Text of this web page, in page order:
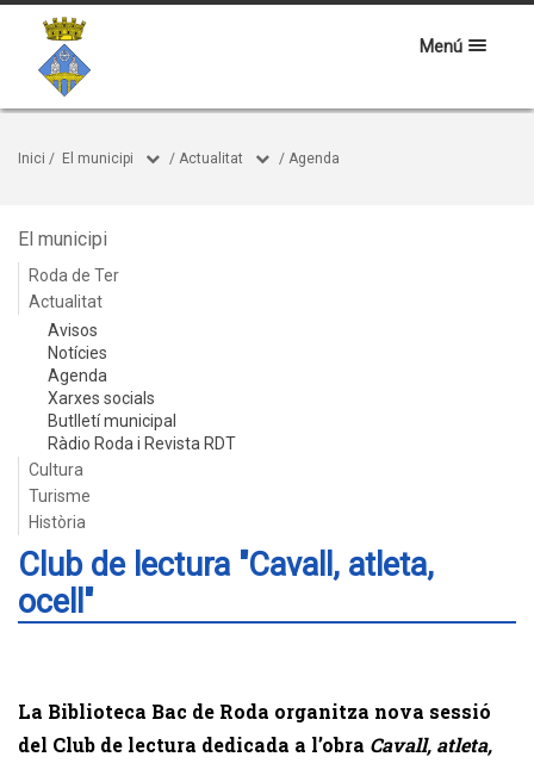
Menú
Inici / El municipi / Actualitat / Agenda
El municipi
Roda de Ter
Actualitat
Avisos
Notícies
Agenda
Xarxes socials
Butlletí municipal
Ràdio Roda i Revista RDT
Cultura
Turisme
Història
Club de lectura "Cavall, atleta,
ocell"
La Biblioteca Bac de Roda organitza nova sessió
del Club de lectura dedicada a l’obra Cavall, atleta,